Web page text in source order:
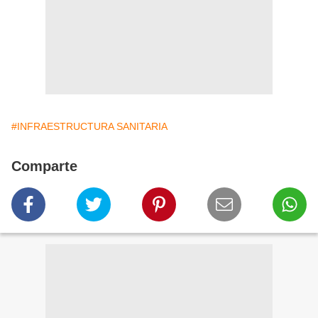
#INFRAESTRUCTURA SANITARIA
Comparte